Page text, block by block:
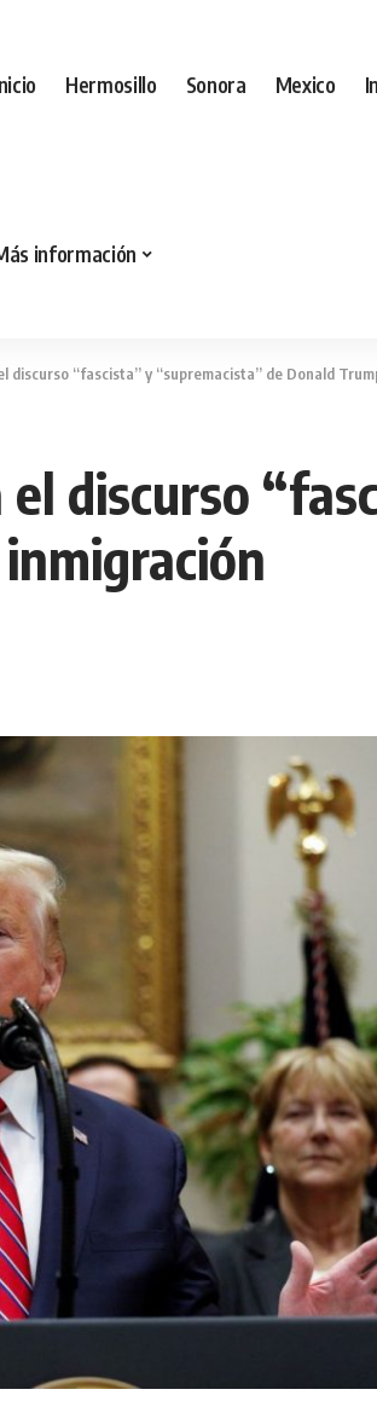
Hermosillo Sonora Mexico
información
discurso “fascista” y “supremacista” de Donald
el discurso